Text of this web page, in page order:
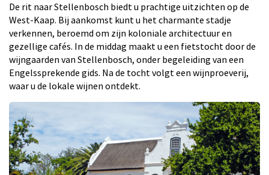
De rit naar Stellenbosch biedt u prachtige uitzichten op de
West-Kaap. Bij aankomst kunt u het charmante stadje
verkennen, beroemd om zijn koloniale architectuur en
gezellige cafés. In de middag maakt u een fietstocht door de
wijngaarden van Stellenbosch, onder begeleiding van een
Engelssprekende gids. Na de tocht volgt een wijnproeverij,
waar u de lokale wijnen ontdekt.